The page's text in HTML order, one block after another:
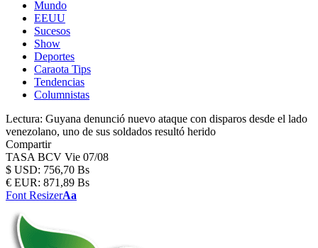
Mundo
EEUU
Sucesos
Show
Deportes
Caraota Tips
Tendencias
Columnistas
Lectura: Guyana denunció nuevo ataque con disparos desde el lado
venezolano, uno de sus soldados resultó herido
Compartir
TASA BCV Vie 07/08
$ USD: 756,70 Bs
€ EUR: 871,89 Bs
Font ResizerAa